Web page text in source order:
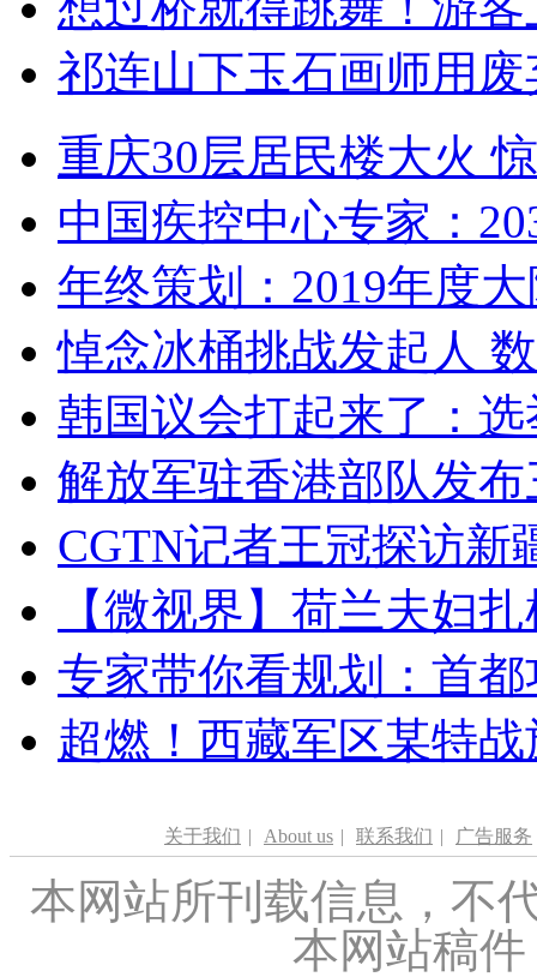
祁连山下玉石画师用
重庆30层居民楼大火
中国疾控中心专家：
年终策划：2019年度
悼念冰桶挑战发起人
韩国议会打起来了：
解放军驻香港部队发
CGTN记者王冠探访新
【微视界】荷兰夫妇
专家带你看规划：首
超燃！西藏军区某特
关于我们 | About us | 联系我们 | 广告服务
本网站所刊载信息，不
本网站稿